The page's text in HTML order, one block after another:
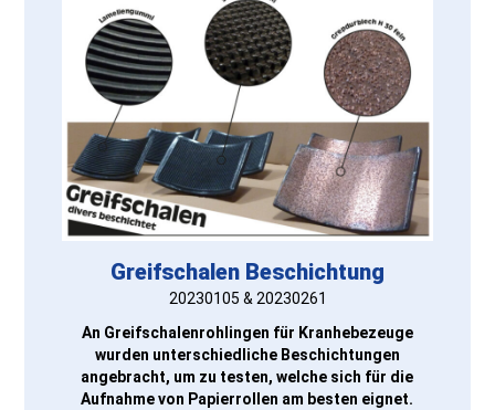
Greifschalen Beschichtung
20230105 & 20230261
An Greifschalenrohlingen für Kranhebezeuge
wurden unterschiedliche Beschichtungen
angebracht, um zu testen, welche sich für die
Aufnahme von Papierrollen am besten eignet.